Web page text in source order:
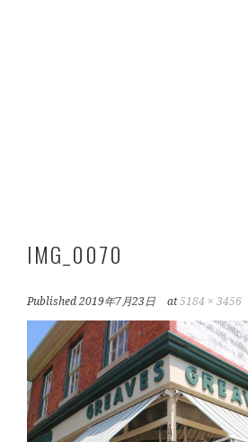
IMG_0070
Published2019年7月23日 at5184 × 3456